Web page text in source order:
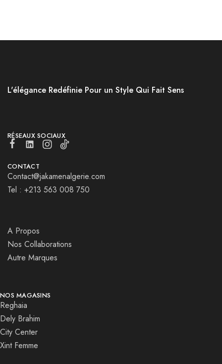
L'élégance Redéfinie Pour un Style Qui Fait Sens
RÉSEAUX SOCIAUX
CONTACT
Contact@jakamenalgerie.com
Tel : +213 563 008 750
A Propos
Nos Collaborations
Autre Marques
NOS MAGASINS
Reghaia
Dely Brahim
City Center
Xint Femme